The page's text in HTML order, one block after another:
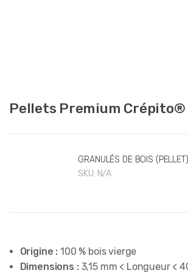
Pellets Premium Crépito®
GRANULÉS DE BOIS (PELLET)
SKU: N/A
Origine : 100 % bois vierge
Dimensions : 3,15 mm < Longueur <